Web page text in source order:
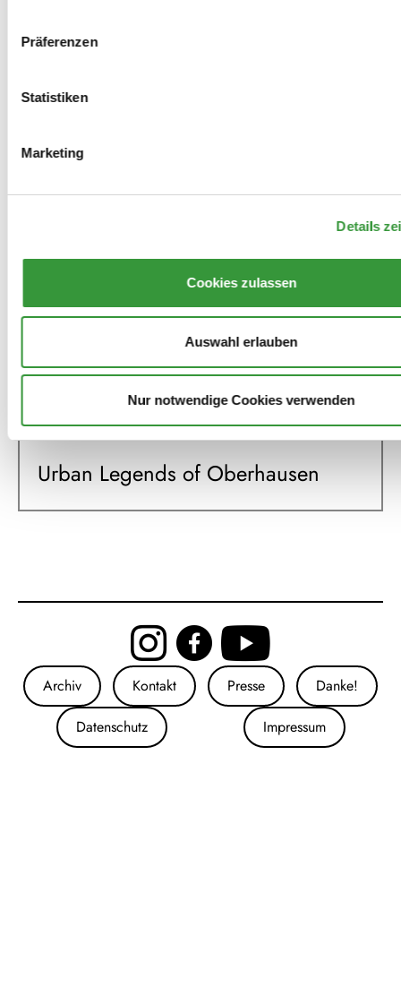
Präferenzen
Statistiken
Marketing
Details
Cookies zulassen
Auswahl erlauben
Nur notwendige Cookies verwenden
Momentan studiert sie Klavier in der Klasse von Prof.
zahlreiche Preise bei nationalen Wettbewerben, wie
Darüber hinaus wurde sie 2020-2021 durch das
Mitwirkungen
2024
Urban Legends of Oberhausen
Archiv Kontakt Presse
Danke!
Datenschutz
Impressum